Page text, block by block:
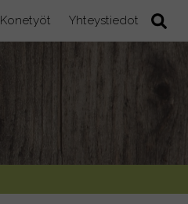
Konetyöt Yhteystiedot